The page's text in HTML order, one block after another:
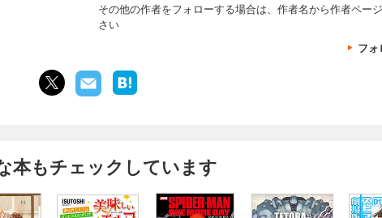
その他の作者をフォローする場合は、作者名から作者ペー
さい
フ
本もチェックしています